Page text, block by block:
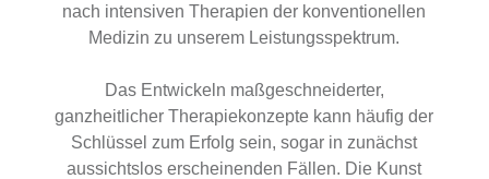
nach intensiven Therapien der konventionellen
Medizin zu unserem Leistungsspektrum.
Das Entwickeln maßgeschneiderter,
ganzheitlicher Therapiekonzepte kann häufig der
Schlüssel zum Erfolg sein, sogar in zunächst
aussichtslos erscheinenden Fällen. Die Kunst